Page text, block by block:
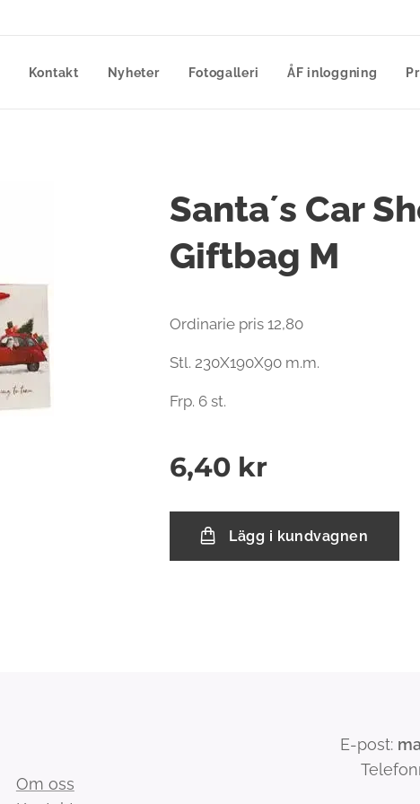
Kontakt Nyheter Fotogalleri ÅF inloggning
Santa´s Car
Giftbag M
Ordinarie pris 12,80
Stl. 230X190X90 m.m.
Frp. 6 st.
6,40 kr
Lägg i kundvagnen
Om oss
E-post: